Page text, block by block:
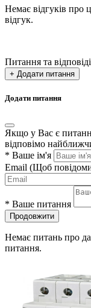
Немає відгуків про
відгук.
Питання та відповіді
+ Додати питання
Додати питання
Якщо у Вас є
відповімо
* Ваше ім'я
Email (Щоб
* Ваше питання
Продовжити
Немає питань про
питання.